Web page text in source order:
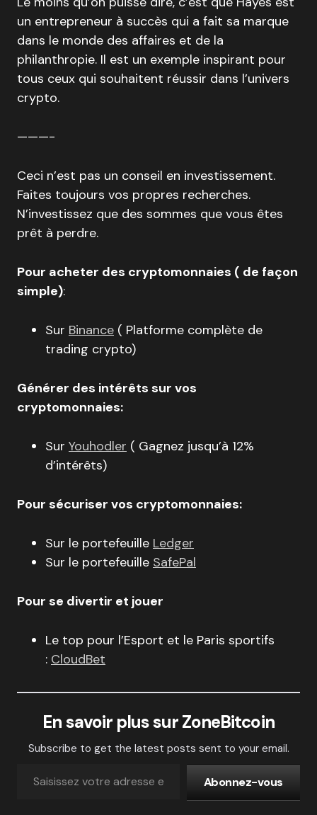
un entrepreneur à succès qui a fait sa marque
dans le monde des affaires et de la
philanthropie. Il est un exemple inspirant pour
tous ceux qui souhaitent réussir dans l’univers
crypto.
———-
Ceci n’est pas un conseil en investissement.
Faites toujours vos propres recherches.
N’investissez que des sommes que vous êtes
prêt à perdre.
Pour acheter des cryptomonnaies ( de façon
simple):
Sur Binance ( Platforme complète de
trading crypto)
Générer des intérêts sur vos
cryptomonnaies:
Sur Youhodler ( Gagnez jusqu’à 12%
d’intérêts)
Pour sécuriser vos cryptomonnaies:
Sur le portefeuille Ledger
Sur le portefeuille SafePal
Pour se divertir et jouer
Le top pour l’Esport et le Paris sportifs
: CloudBet
En savoir plus sur ZoneBitcoin
Subscribe to get the latest posts sent to your email.
Abonnez-vous